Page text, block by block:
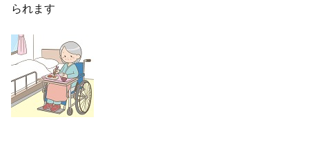
られます